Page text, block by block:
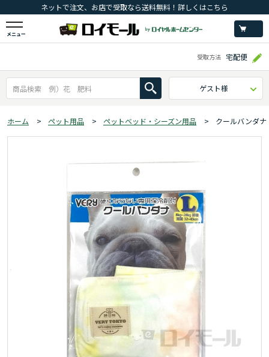
ネットで注文、お店で受取なら送料無料！詳しくはこちら
メニュー
受取方法 宅配便
ゲスト様
ホーム > ペット用品 > ペットベッド・シーズン用品 > クールバンダ